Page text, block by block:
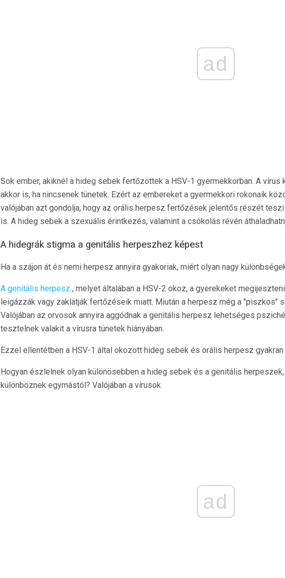
ad
Sok ember, akiknél a hideg sebek fertőzöttek a HSV-1 gyermekkorban. A vírus
akkor is, ha nincsenek tünetek. Ezért az embereket a gyermekkori rokonaik
valójában azt gondolja, hogy az orális herpesz fertőzések jelentős részét
is. A hideg sebek a szexuális érintkezés, valamint a csókolás révén
A hidegrák stigma a genitális herpeszhez képest
Ha a szájon át és nemi herpesz annyira gyakoriak, miért olyan nagy
A genitális herpesz , melyet általában a HSV-2 okoz, a gyerekeket
leigázzák vagy zaklatják fertőzéseik miatt. Miután a herpesz még a "piszkos"
Valójában az orvosok annyira aggódnak a genitális herpesz lehetséges
tesztelnek valakit a vírusra tünetek hiányában.
Ezzel ellentétben a HSV-1 által okozott hideg sebek és orális herpesz
Hogyan észlelnek olyan különösebben a hideg sebek és a genitális
különböznek egymástól? Valójában a vírusok
ad